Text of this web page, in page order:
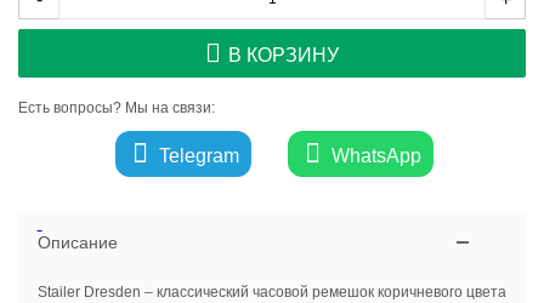
В КОРЗИНУ
Есть вопросы? Мы на связи:
Telegram WhatsApp
Описание
Stailer Dresden – классический часовой ремешок коричневого цвета